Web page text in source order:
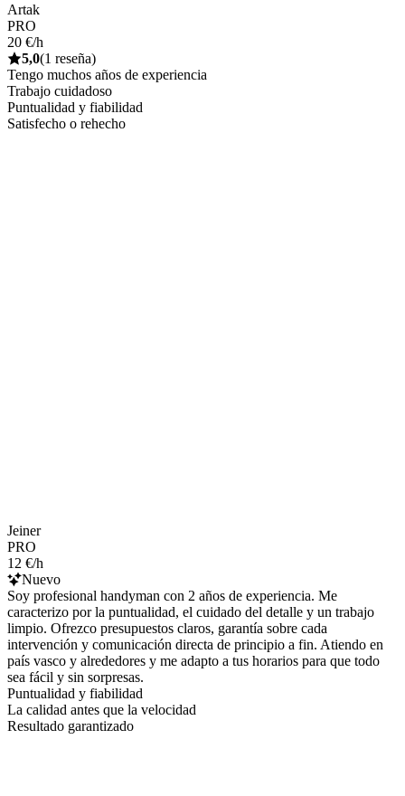
Artak
PRO
20 €/h
5,0(1 reseña)
Tengo muchos años de experiencia
Trabajo cuidadoso
Puntualidad y fiabilidad
Satisfecho o rehecho
Jeiner
PRO
12 €/h
Nuevo
Soy profesional handyman con 2 años de experiencia. Me
caracterizo por la puntualidad, el cuidado del detalle y un trabajo
limpio. Ofrezco presupuestos claros, garantía sobre cada
intervención y comunicación directa de principio a fin. Atiendo en
país vasco y alrededores y me adapto a tus horarios para que todo
sea fácil y sin sorpresas.
Puntualidad y fiabilidad
La calidad antes que la velocidad
Resultado garantizado